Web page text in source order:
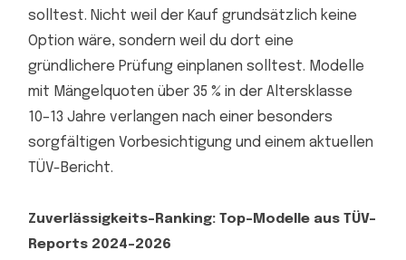
solltest. Nicht weil der Kauf grundsätzlich keine
Option wäre, sondern weil du dort eine
gründlichere Prüfung einplanen solltest. Modelle
mit Mängelquoten über 35 % in der Altersklasse
10–13 Jahre verlangen nach einer besonders
sorgfältigen Vorbesichtigung und einem aktuellen
TÜV-Bericht.
Zuverlässigkeits-Ranking: Top-Modelle aus TÜV-
Reports 2024–2026